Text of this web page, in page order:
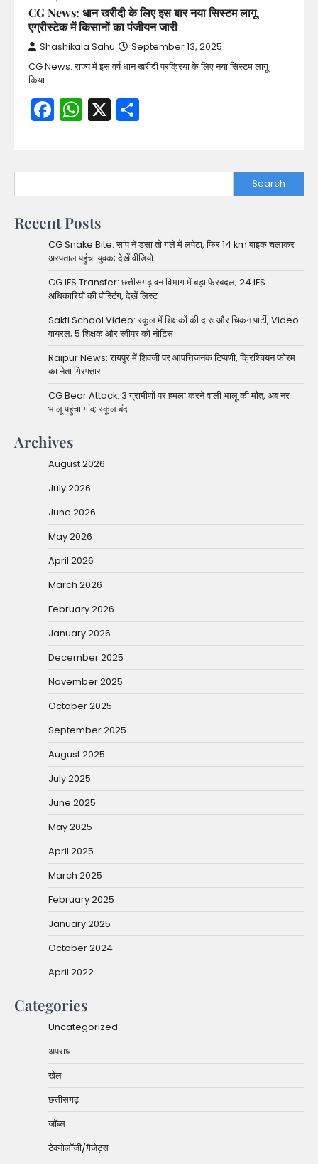
CG News: धान खरीदी के लिए इस बार नया सिस्टम लागू,
एग्रीस्टेक में किसानों का पंजीयन जारी
Shashikala Sahu September 13, 2025
CG News: राज्य में इस वर्ष धान खरीदी प्रक्रिया के लिए नया सिस्टम लागू
किया…
Facebook
WhatsApp
X
Search
Recent Posts
CG Snake Bite: सांप ने डसा तो गले में लपेटा, फिर 14 km बाइक चलाकर
अस्पताल पहुंचा युवक; देखें वीडियो
CG IFS Transfer: छत्तीसगढ़ वन विभाग में बड़ा फेरबदल; 24 IFS
अधिकारियों की पोस्टिंग, देखें लिस्ट
Sakti School Video: स्कूल में शिक्षकों की दारू और चिकन पार्टी, Video
वायरल; 5 शिक्षक और स्वीपर को नोटिस
Raipur News: रायपुर में शिवजी पर आपत्तिजनक टिप्पणी, क्रिश्चियन फोरम
का नेता गिरफ्तार
CG Bear Attack: 3 ग्रामीणों पर हमला करने वाली भालू की मौत, अब नर
भालू पहुंचा गांव; स्कूल बंद
Archives
August 2026
July 2026
June 2026
May 2026
April 2026
March 2026
February 2026
January 2026
December 2025
November 2025
October 2025
September 2025
August 2025
July 2025
June 2025
May 2025
April 2025
March 2025
February 2025
January 2025
October 2024
April 2022
Categories
Uncategorized
अपराध
खेल
छत्तीसगढ़
जॉब्स
टेक्नोलॉजी/गैजेट्स